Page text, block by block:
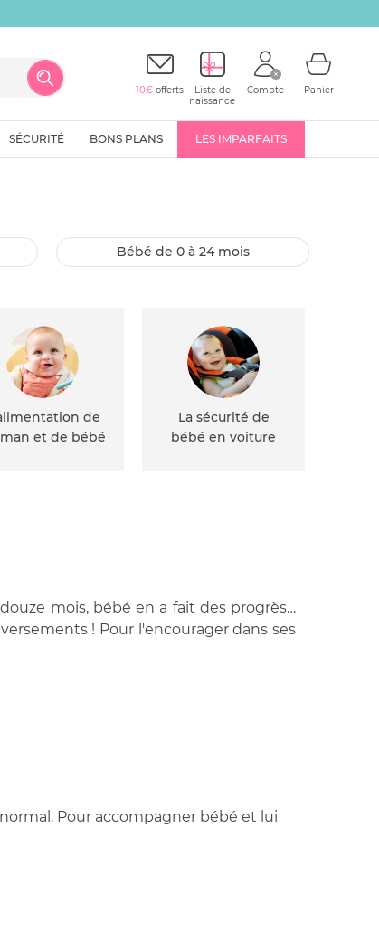
10€ offerts
Liste de
naissance
Compte Panier
SÉCURITÉ BONS PLANS LES IMPARFAITS
bébé de 0 à 24 mois
de
et de bébé
La sécurité de
bébé en voiture
mois, bébé en a fait des progrès…
! Pour l'encourager dans ses
Pour accompagner bébé et lui